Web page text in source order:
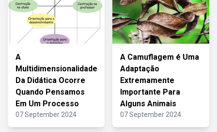
A
Multidimensionalidade
Da Didática Ocorre
Quando Pensamos
Em Um Processo
07 September 2024
A Camuflagem é Uma
Adaptação
Extremamente
Importante Para
Alguns Animais
07 September 2024